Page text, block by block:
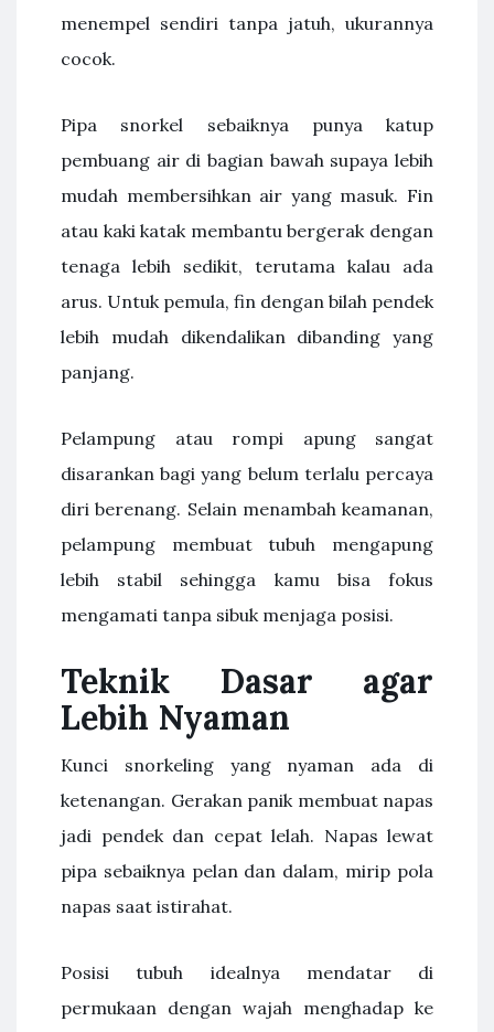
menempel sendiri tanpa jatuh, ukurannya
cocok.
Pipa snorkel sebaiknya punya katup
pembuang air di bagian bawah supaya lebih
mudah membersihkan air yang masuk. Fin
atau kaki katak membantu bergerak dengan
tenaga lebih sedikit, terutama kalau ada
arus. Untuk pemula, fin dengan bilah pendek
lebih mudah dikendalikan dibanding yang
panjang.
Pelampung atau rompi apung sangat
disarankan bagi yang belum terlalu percaya
diri berenang. Selain menambah keamanan,
pelampung membuat tubuh mengapung
lebih stabil sehingga kamu bisa fokus
mengamati tanpa sibuk menjaga posisi.
Teknik Dasar agar
Lebih Nyaman
Kunci snorkeling yang nyaman ada di
ketenangan. Gerakan panik membuat napas
jadi pendek dan cepat lelah. Napas lewat
pipa sebaiknya pelan dan dalam, mirip pola
napas saat istirahat.
Posisi tubuh idealnya mendatar di
permukaan dengan wajah menghadap ke